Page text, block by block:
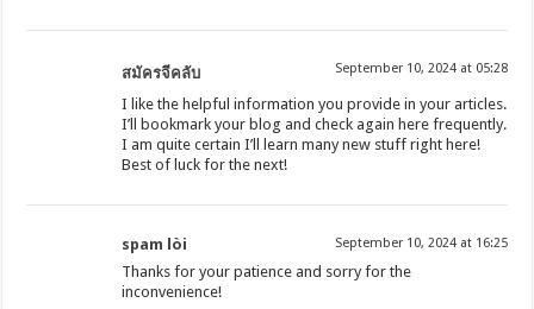
สมัครจีคลับ September 10, 2024 at 05:28
I like the helpful information you provide in your articles.
I’ll bookmark your blog and check again here frequently.
I am quite certain I’ll learn many new stuff right here!
Best of luck for the next!
spam lòi September 10, 2024 at 16:25
Thanks for your patience and sorry for the
inconvenience!